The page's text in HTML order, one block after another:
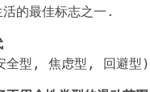
的最佳标志之一.
全型, 焦虑型, 回避型